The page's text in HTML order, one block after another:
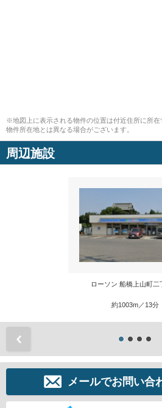
※地図上に表示される物件の位置は付近住所に所
物件所在地とは異なる場合がございます。
周辺施設
ローソン 船橋上山町二
約1003m／13分
メールでお問い合